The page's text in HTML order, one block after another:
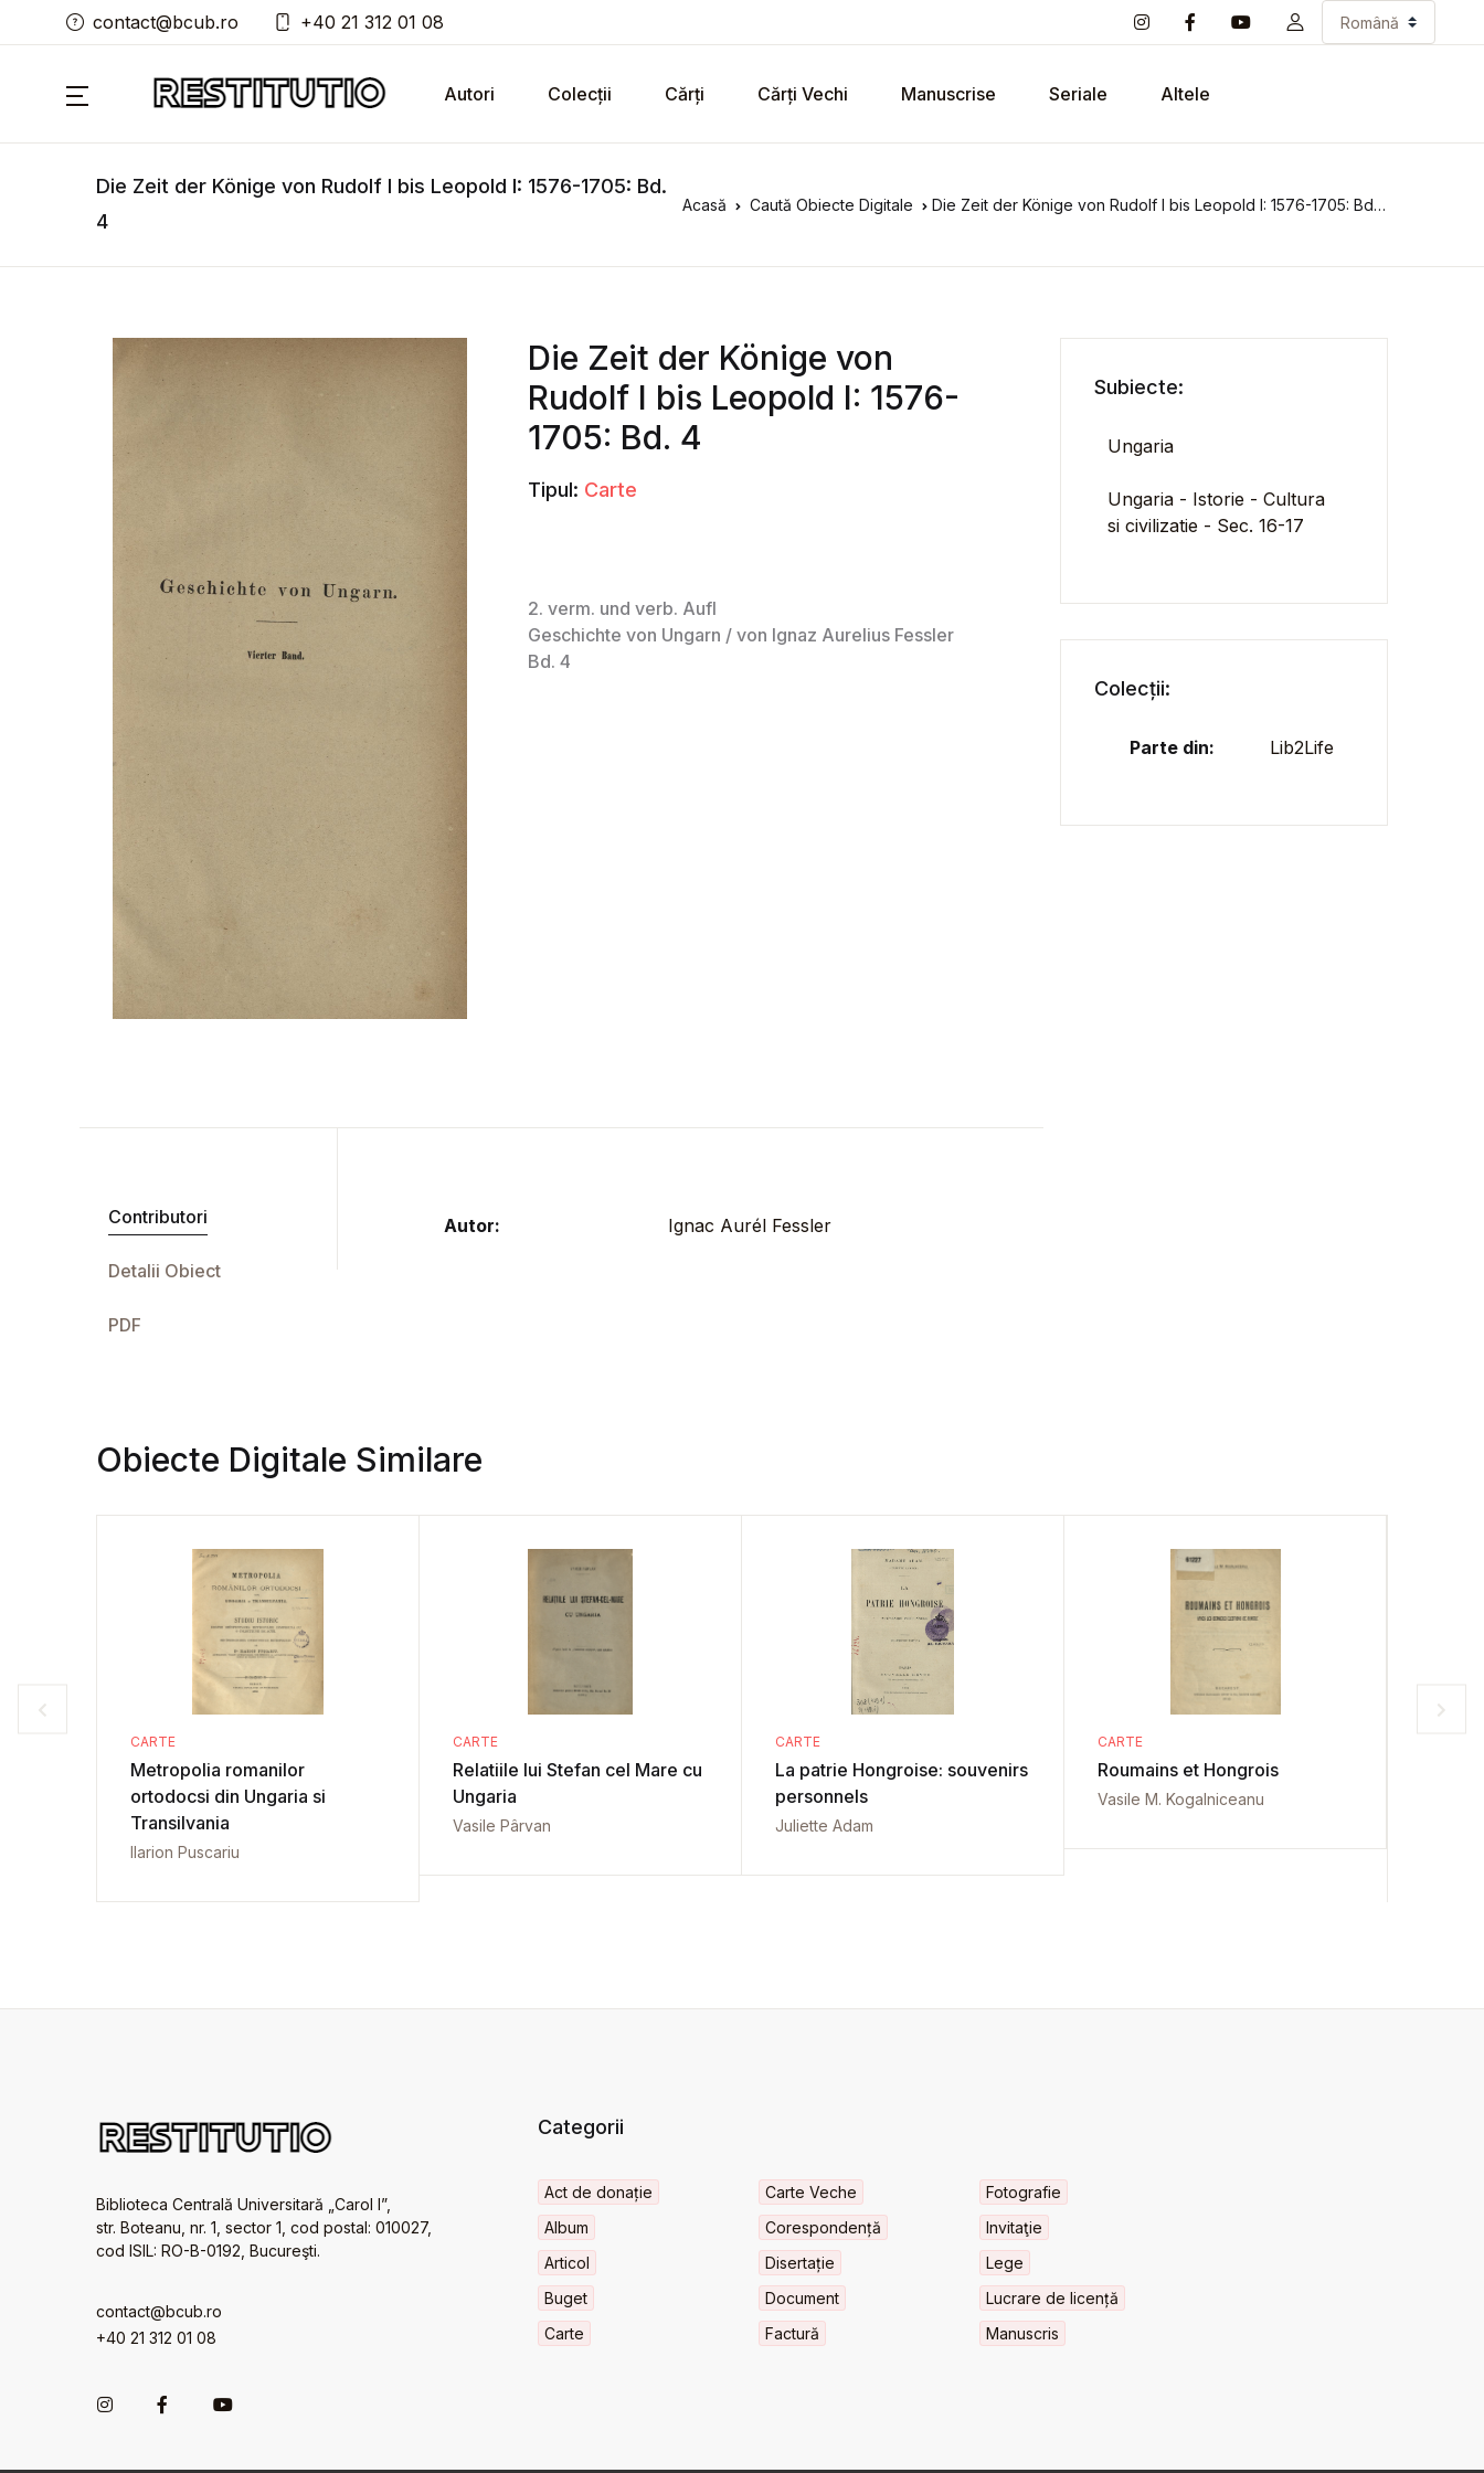
contact@bcub.ro +40 21 312 01 08
Autori Colecții Cărți Cărți Vechi Manuscrise Seriale Altele
Die Zeit der Könige von Rudolf I bis Leopold I: 1576-1705: Bd.
4
Acasă Caută Obiecte Digitale Die Zeit der Könige von Rudolf I bis Leopold I: 1576-1705: Bd. 4
Die Zeit der Könige von
Rudolf I bis Leopold I: 1576-
1705: Bd. 4
Tipul: Carte
Contributori
Detalii Obiect
PDF
Autor: Ignac Aurél Fessler
Subiecte:
Ungaria
Ungaria - Istorie - Cultura
si civilizatie - Sec. 16-17
Colecții:
Parte din: Lib2Life
Obiecte Digitale Similare
CARTE
Metropolia romanilor
ortodocsi din Ungaria si
Transilvania
Ilarion Puscariu
CARTE
Relatiile lui Stefan cel Mare cu
Ungaria
Vasile Pârvan
CARTE
La patrie Hongroise: souvenirs
personnels
Juliette Adam
CARTE
Roumains et Hongrois
Vasile M. Kogalniceanu
Biblioteca Centrală Universitară „Carol I”,
str. Boteanu, nr. 1, sector 1, cod postal: 010027,
cod ISIL: RO-B-0192, Bucureşti.
contact@bcub.ro
+40 21 312 01 08
Categorii
Act de donație
Album
Articol
Buget
Carte
Carte Veche
Corespondență
Disertație
Document
Factură
Fotografie
Invitaţie
Lege
Lucrare de licență
Manuscris